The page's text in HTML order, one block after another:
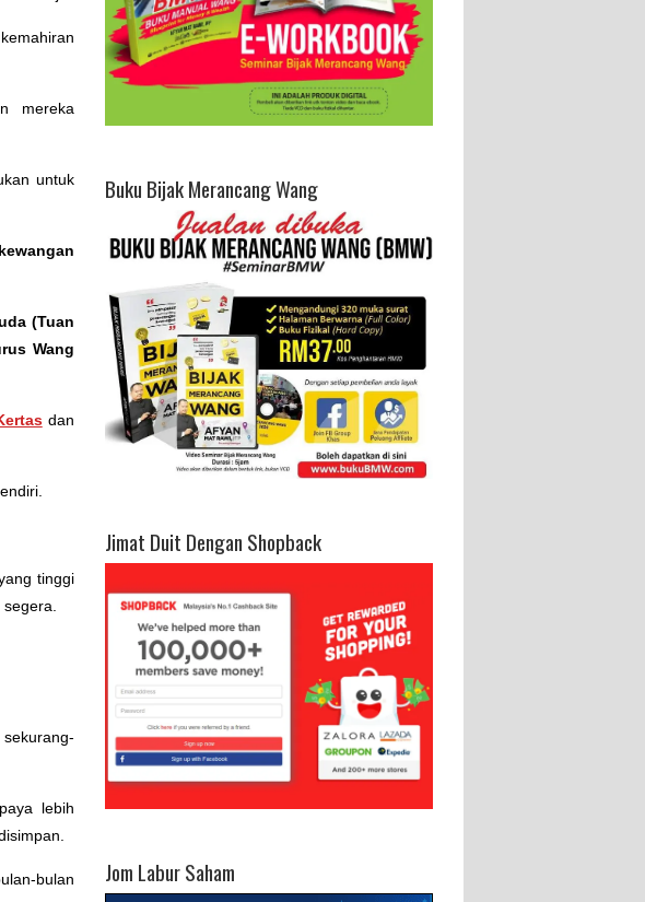
mereka
untuk
(Tuan
Wang
dan
tinggi
lebih
bulan
Buku Bijak Merancang Wang
Jimat Duit Dengan Shopback
Jom Labur Saham